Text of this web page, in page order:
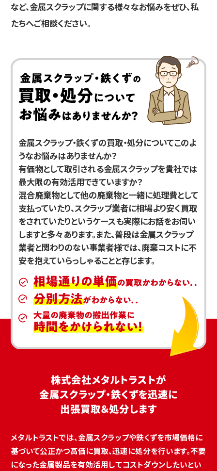
など、金属スクラップに関する様々なお悩みをぜひ、私
たちへご相談ください。
金属スクラップ・鉄くずの買取・処分についてこのよ
うなお悩みはありませんか？
有価物として取引される金属スクラップを貴社では
最大限の有効活用できていますか？
混合廃棄物として他の廃棄物と一緒に処理費として
支払っていたり、スクラップ業者に相場より安く買取
をされていたりというケースも実際にお話をお伺い
しますと多々あります。また、普段は金属スクラップ
業者と関わりのない事業者様では、廃棄コストに不
安を抱えていらっしゃることと存じます。
株式会社メタルトラストが
金属スクラップ・鉄くずを迅速に
出張買取＆処分します
メタルトラストでは、金属スクラップや鉄くずを市場価格に
基づいて公正かつ高価に買取、迅速に処分を行います。不要
になった金属製品を有効活用してコストダウンしたいとい